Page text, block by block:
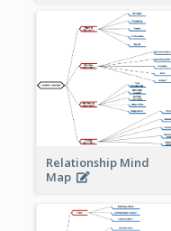
Relationship Mind
Map